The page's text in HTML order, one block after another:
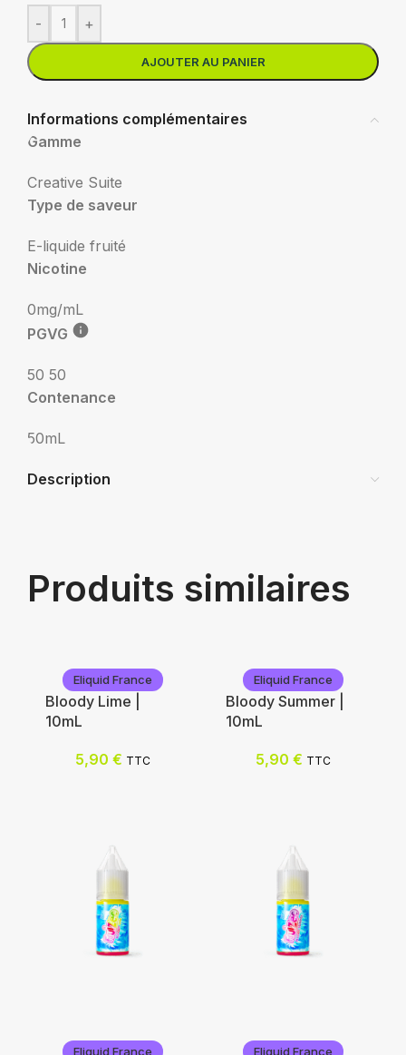
- +
AJOUTER AU PANIER
Informations complémentaires
Gamme
Creative Suite
Type de saveur
E-liquide fruité
Nicotine
0mg/mL
PGVG
50 50
Contenance
50mL
Description
Produits similaires
Eliquid France
Bloody Lime |
10mL
5,90 € TTC
Eliquid France
Bloody Summer |
10mL
5,90 € TTC
Eliquid France Eliquid France